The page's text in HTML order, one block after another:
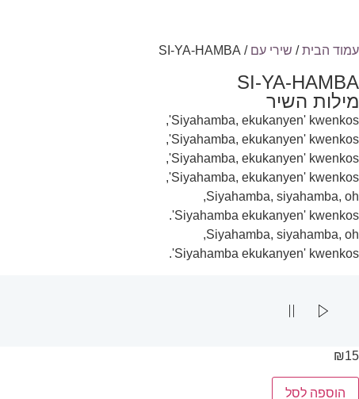
עמוד הבית/ שירי עם / SI-YA-HAMBA
SI-YA-HAMBA
מילות השיר
Siyahamba, ekukanyen' kwenkos',
Siyahamba, ekukanyen' kwenkos',
Siyahamba, ekukanyen' kwenkos',
Siyahamba, ekukanyen' kwenkos',
Siyahamba, siyahamba, oh,
Siyahamba ekukanyen' kwenkos'.
Siyahamba, siyahamba, oh,
Siyahamba ekukanyen' kwenkos'.
₪15
הוספה לסל